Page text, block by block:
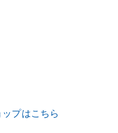
ップはこちら